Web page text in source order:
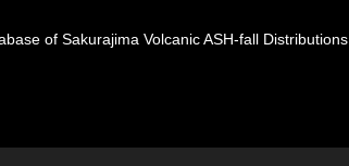
of Sakurajima Volcanic ASH-fall Distributions